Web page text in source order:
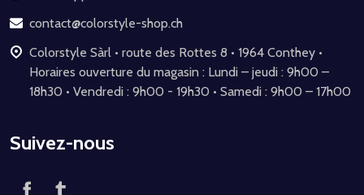
pagecontact@colorstyle-shop.ch
Colorstyle Sàrl • route des Rottes 8 • 1964 Conthey •
Horaires ouverture du magasin : Lundi – jeudi : 9h00 –
18h30 • Vendredi : 9h00 - 19h30 • Samedi : 9h00 – 17h00
Suivez-nous